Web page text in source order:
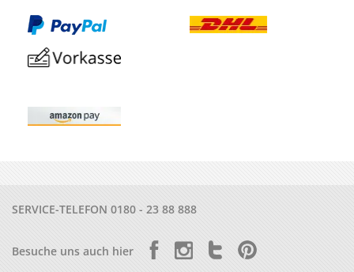
SERVICE-TELEFON 0180 - 23 88 888
Besuche uns auch hier